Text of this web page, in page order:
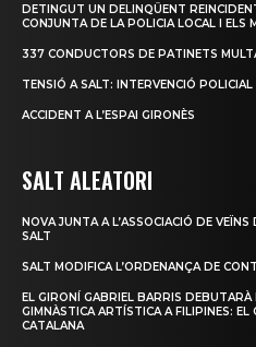
DETINGUT UN DELINQÜENT
CONJUNTA DE LA POLICIA LOCAL I ELS
337 CONDUCTORS DE PATINETS
TENSIÓ A SALT: INTERVENCIÓ
ACCIDENT A L’ESPAI GIRONÈS
SALT ALEATORI
NOVA JUNTA A L’ASSOCIACIÓ DE
SALT
SALT MODIFICA L’ORDENANÇA DE
EL GIRONÍ GABRIEL BARRIS
GIMNÀSTICA ARTÍSTICA A FILIPINES: EL
CATALANA